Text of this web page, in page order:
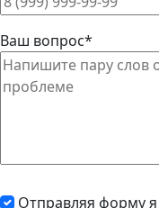
Ваш вопрос*
Отправляя форму